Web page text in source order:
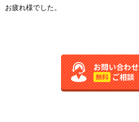
お疲れ様でした。
お問い合わせ
無料 ご相談